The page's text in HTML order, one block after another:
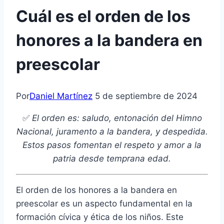
Cuál es el orden de los
honores a la bandera en
preescolar
PorDaniel Martínez 5 de septiembre de 2024
✅ El orden es: saludo, entonación del Himno
Nacional, juramento a la bandera, y despedida.
Estos pasos fomentan el respeto y amor a la
patria desde temprana edad.
El orden de los honores a la bandera en
preescolar es un aspecto fundamental en la
formación cívica y ética de los niños. Este